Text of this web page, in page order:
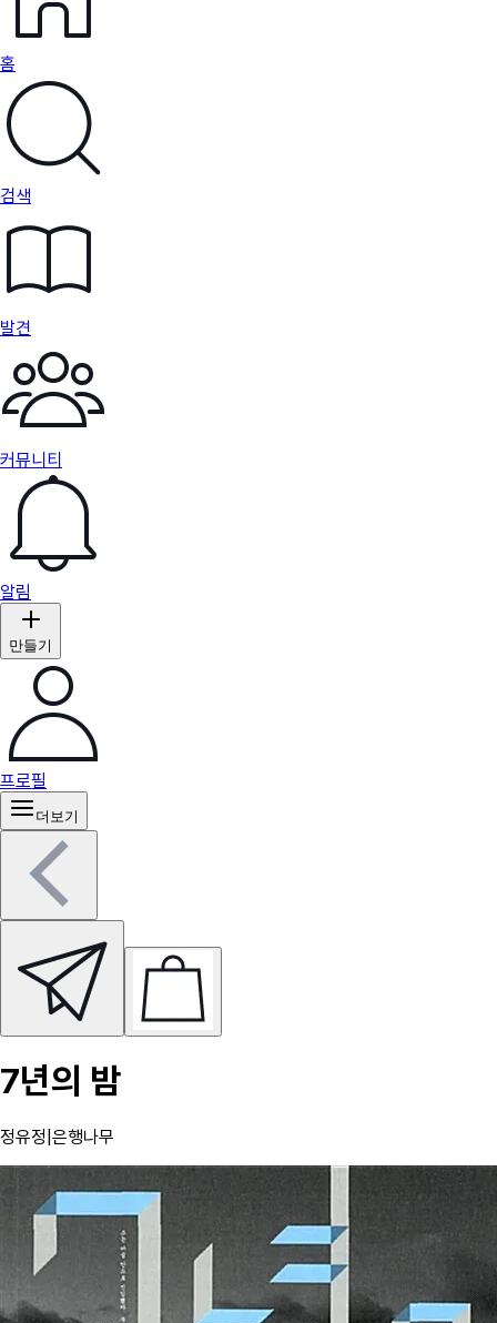
홈
검색
발견
커뮤니티
알림
만들기
프로필
더보기
7년의 밤
정유정 은행나무